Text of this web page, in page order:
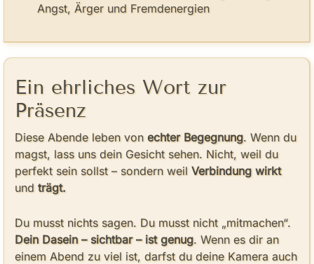
Angst, Ärger und Fremdenergien
Ein ehrliches Wort zur
Präsenz
Diese Abende leben von echter Begegnung. Wenn du
magst, lass uns dein Gesicht sehen. Nicht, weil du
perfekt sein sollst – sondern weil Verbindung wirkt
und trägt.
Du musst nichts sagen. Du musst nicht „mitmachen“.
Dein Dasein – sichtbar – ist genug. Wenn es dir an
einem Abend zu viel ist, darfst du deine Kamera auch